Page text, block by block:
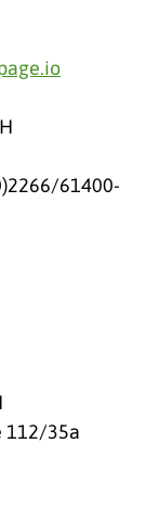
61400-
112/35a